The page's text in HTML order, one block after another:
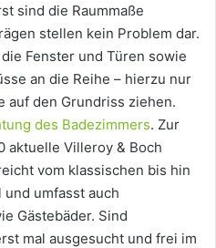
sind die Raummaße
stellen kein Problem dar.
Fenster und Türen sowie
an die Reihe – hierzu nur
auf den Grundriss ziehen.
des Badezimmers. Zur
aktuelle Villeroy & Boch
vom klassischen bis hin
umfasst auch
Gästebäder. Sind
mal ausgesucht und frei im